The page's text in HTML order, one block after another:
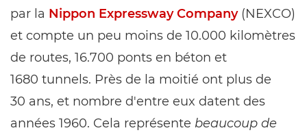
par la Nippon Expressway Company(NEXCO)
et compte un peu moins de 10.000 kilomètres
de routes, 16.700 ponts en béton et
1680 tunnels. Près de la moitié ont plus de
30 ans, et nombre d'entre eux datent des
années 1960. Cela représente beaucoup de